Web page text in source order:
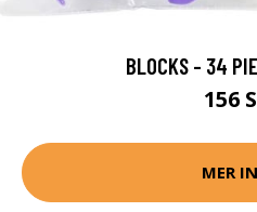
BLOCKS - 34
156
MER